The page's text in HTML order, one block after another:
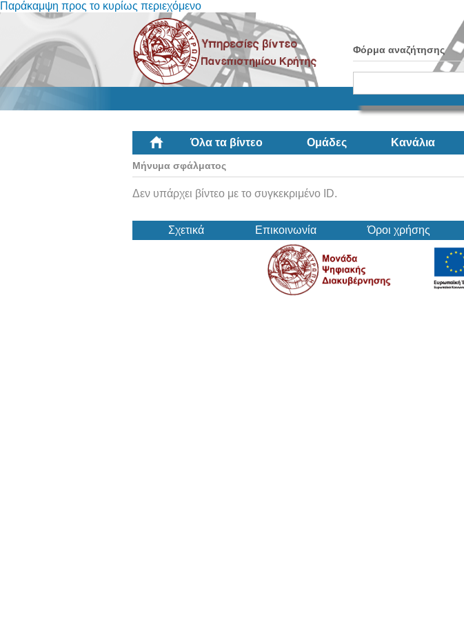
Παράκαμψη προς το κυρίως περιεχόμενο
Φόρμα αναζήτησης
Όλα τα βίντεο Ομάδες Κανάλια
Μήνυμα σφάλματος
Δεν υπάρχει βίντεο με το συγκεκριμένο ID.
Σχετικά Επικοινωνία Όροι χρήσης